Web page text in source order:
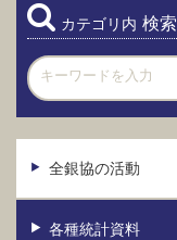
カテゴリ内 検索
全銀協の活動
各種統計資料